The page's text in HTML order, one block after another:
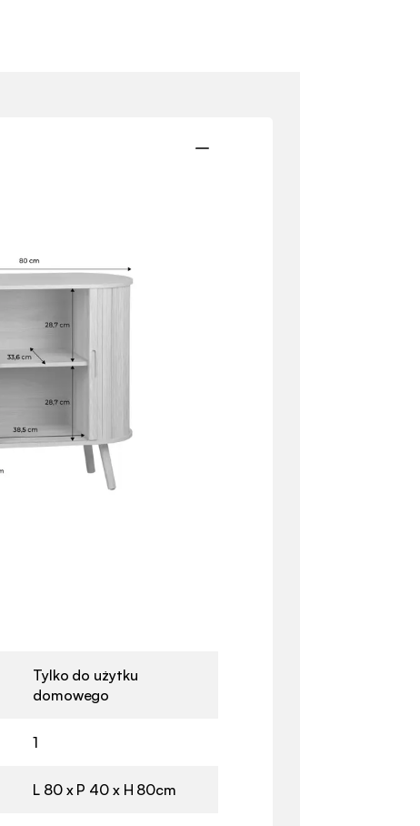
Tylko do użytku
domowego
1
L 80 x P 40 x H 80cm